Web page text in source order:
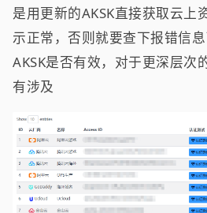
是用更新的AKSK直接获取云上
示正常，否则就要查下报错信
AKSK是否有效，对于更深层次
有涉及